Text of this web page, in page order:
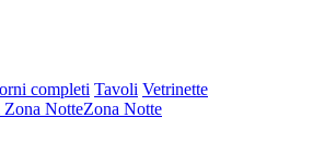
completi Tavoli Vetrinette
Zona Notte